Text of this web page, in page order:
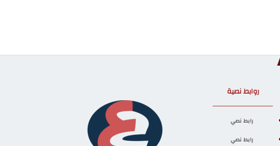
روابط نصية
رابط نصي
رابط نصي